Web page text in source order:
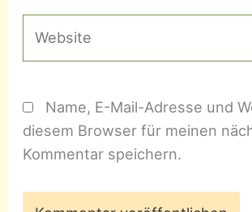
Name, E-Mail-Adresse und
diesem Browser für meinen
Kommentar speichern.